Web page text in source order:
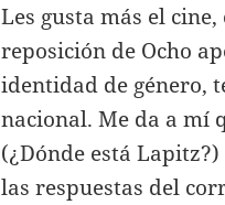
Les gusta más el
reposición de Ocho
identidad de género,
nacional. Me da a mí
(¿Dónde está
las respuestas del